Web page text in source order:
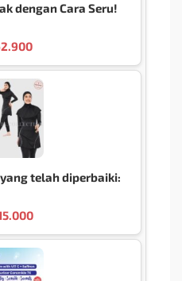
dengan Cara Seru!
telah diperbaiki: